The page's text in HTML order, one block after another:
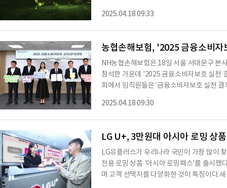
tv에 활력을 불어넣을 생각이다.SK브로드
구단, 인천 유나이티드 FC, 화성FC, 안산 그
2025.04.18 09:33
농협손해보험, '2025 금융소비
NH농협손해보험은 18일 서울 서대문구 본
참석한 가운데 '2025 금융소비자보호 실천
회에서 임직원들은 ‘금융소비자보호 실천
"고객 만족을 최우선 가치로 삼고, 금융소
서 "이를 통해 소비자에게 더욱 신뢰받는
2025.04.18 09:30
LG U+, 3만원대 아시아 로밍 상
LG유플러스가 우리나라 국민이 가장 많이
전용 로밍 상품 '아시아 로밍패스'를 출시했
며 고객 선택지를 다양화한 것이 특징이다.